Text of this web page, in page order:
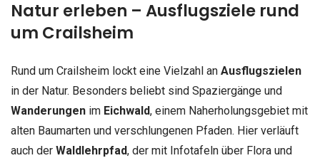
Natur erleben – Ausflugsziele rund
um Crailsheim
Rund um Crailsheim lockt eine Vielzahl an Ausflugszielen
in der Natur. Besonders beliebt sind Spaziergänge und
Wanderungen im Eichwald, einem Naherholungsgebiet mit
alten Baumarten und verschlungenen Pfaden. Hier verläuft
auch der Waldlehrpfad, der mit Infotafeln über Flora und